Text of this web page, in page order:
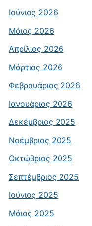
Ιούνιος 2026
Μάιος 2026
Απρίλιος 2026
Μάρτιος 2026
Φεβρουάριος 2026
Ιανουάριος 2026
Δεκέμβριος 2025
Νοέμβριος 2025
Οκτώβριος 2025
Σεπτέμβριος 2025
Ιούνιος 2025
Μάιος 2025